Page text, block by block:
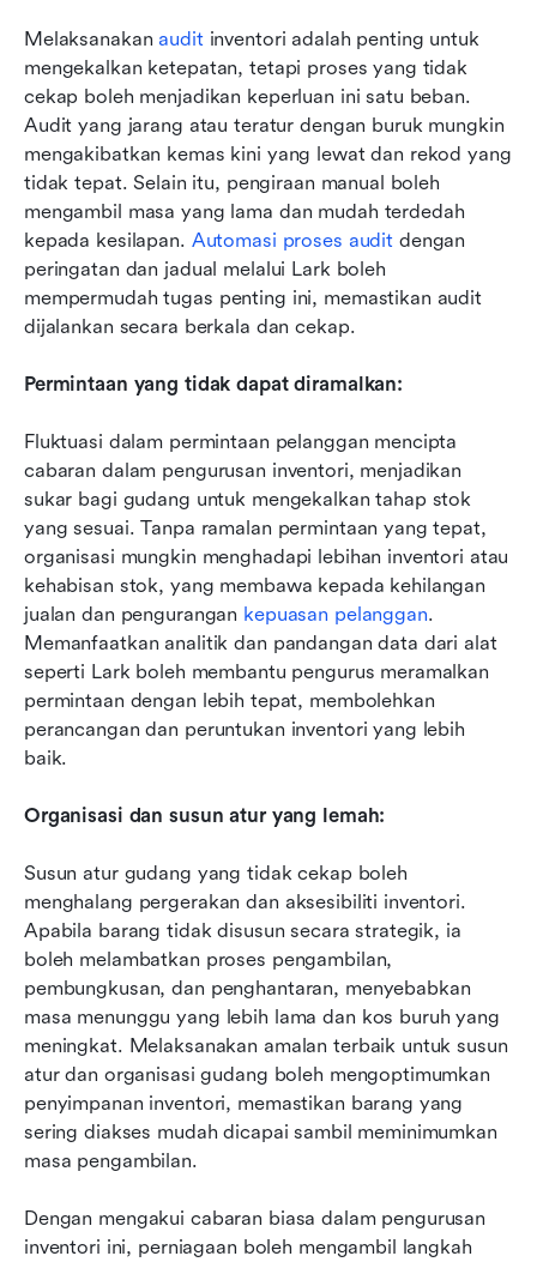
Melaksanakan audit inventori adalah penting untuk
mengekalkan ketepatan, tetapi proses yang tidak
cekap boleh menjadikan keperluan ini satu beban.
Audit yang jarang atau teratur dengan buruk mungkin
mengakibatkan kemas kini yang lewat dan rekod yang
tidak tepat. Selain itu, pengiraan manual boleh
mengambil masa yang lama dan mudah terdedah
kepada kesilapan. Automasi proses audit dengan
peringatan dan jadual melalui Lark boleh
mempermudah tugas penting ini, memastikan audit
dijalankan secara berkala dan cekap.
Permintaan yang tidak dapat diramalkan:
Fluktuasi dalam permintaan pelanggan mencipta
cabaran dalam pengurusan inventori, menjadikan
sukar bagi gudang untuk mengekalkan tahap stok
yang sesuai. Tanpa ramalan permintaan yang tepat,
organisasi mungkin menghadapi lebihan inventori atau
kehabisan stok, yang membawa kepada kehilangan
jualan dan pengurangan kepuasan pelanggan.
Memanfaatkan analitik dan pandangan data dari alat
seperti Lark boleh membantu pengurus meramalkan
permintaan dengan lebih tepat, membolehkan
perancangan dan peruntukan inventori yang lebih
baik.
Organisasi dan susun atur yang lemah:
Susun atur gudang yang tidak cekap boleh
menghalang pergerakan dan aksesibiliti inventori.
Apabila barang tidak disusun secara strategik, ia
boleh melambatkan proses pengambilan,
pembungkusan, dan penghantaran, menyebabkan
masa menunggu yang lebih lama dan kos buruh yang
meningkat. Melaksanakan amalan terbaik untuk susun
atur dan organisasi gudang boleh mengoptimumkan
penyimpanan inventori, memastikan barang yang
sering diakses mudah dicapai sambil meminimumkan
masa pengambilan.
Dengan mengakui cabaran biasa dalam pengurusan
inventori ini, perniagaan boleh mengambil langkah